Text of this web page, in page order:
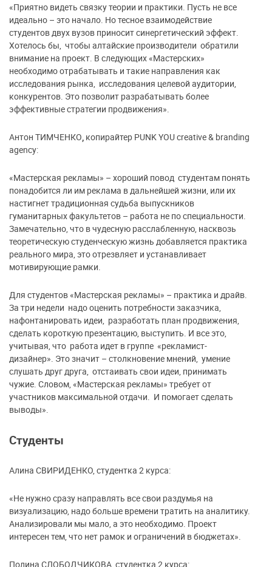
«Приятно видеть связку теории и практики. Пусть не все
идеально – это начало. Но тесное взаимодействие
студентов двух вузов приносит синергетический эффект.
Хотелось бы, чтобы алтайские производители обратили
внимание на проект. В следующих «Мастерских»
необходимо отрабатывать и такие направления как
исследования рынка, исследования целевой аудитории,
конкурентов. Это позволит разрабатывать более
эффективные стратегии продвижения».
Антон ТИМЧЕНКО, копирайтер PUNK YOU creative & branding
agency:
«Мастерская рекламы» – хороший повод студентам понять
понадобится ли им реклама в дальнейшей жизни, или их
настигнет традиционная судьба выпускников
гуманитарных факультетов – работа не по специальности.
Замечательно, что в чудесную расслабленную, насквозь
теоретическую студенческую жизнь добавляется практика
реального мира, это отрезвляет и устанавливает
мотивирующие рамки.
Для студентов «Мастерская рекламы» – практика и драйв.
За три недели надо оценить потребности заказчика,
нафонтанировать идеи, разработать план продвижения,
сделать короткую презентацию, выступить. И все это,
учитывая, что работа идет в группе «рекламист-
дизайнер». Это значит – столкновение мнений, умение
слушать друг друга, отстаивать свои идеи, принимать
чужие. Словом, «Мастерская рекламы» требует от
участников максимальной отдачи. И помогает сделать
выводы».
Студенты
Алина СВИРИДЕНКО, студентка 2 курса:
«Не нужно сразу направлять все свои раздумья на
визуализацию, надо больше времени тратить на аналитику.
Анализировали мы мало, а это необходимо. Проект
интересен тем, что нет рамок и ограничений в бюджетах».
Полина СЛОБОДЧИКОВА, студентка 2 курса: